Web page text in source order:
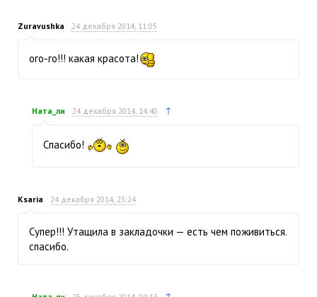
Zuravushka 24 декабря 2014, 11:05
ого-го!!! какая красота!
Ната_ли 24 декабря 2014, 14:40 ↑
Спасибо!
Ksaria 24 декабря 2014, 23:24
Супер!!! Утащила в закладочки — есть чем поживиться.
спасибо.